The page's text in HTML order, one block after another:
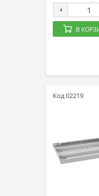
В
Код 02219